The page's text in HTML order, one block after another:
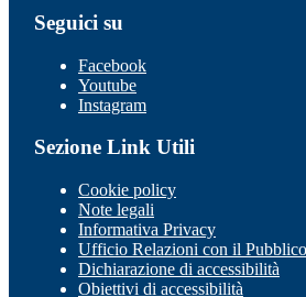
Seguici su
Facebook
Youtube
Instagram
Sezione Link Utili
Cookie policy
Note legali
Informativa Privacy
Ufficio Relazioni con il Pubblico
Dichiarazione di accessibilità
Obiettivi di accessibilità